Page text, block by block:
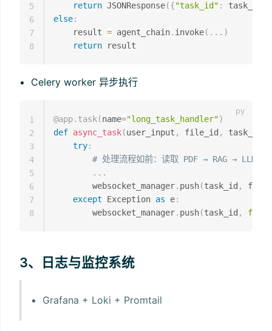
return JSONResponse({"task_id" : task_id
else:
    result
= agent_chain. invoke( . . . )
return
5
6
7
8
Celery worker 异步执行
@app. task(name="long_task_handler")
def async_task(user_input , file_id , task_id
try:
# 处理流程如前：读取 PDF → RAG → LLM 生
. . .
        websocket_manager
. push(task_id ,
except Exception as e:
        websocket_manager
. push(task_id , f"任
1
2
3
4
5
6
7
8
3、日志与监控系统
Grafana + Loki + Promtail